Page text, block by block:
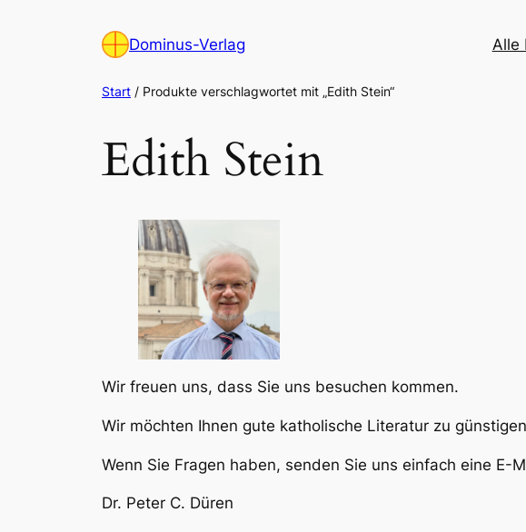
Dominus-Verlag Alle
Start / Produkte verschlagwortet mit „Edith Stein“
Edith Stein
Wir freuen uns, dass Sie uns besuchen kommen.
Wir möchten Ihnen gute katholische Literatur zu
Wenn Sie Fragen haben, senden Sie uns einfach eine E-
Dr. Peter C. Düren